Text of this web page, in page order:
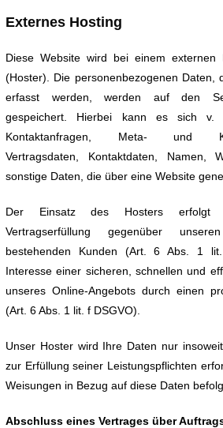
Externes Hosting
Diese Website wird bei einem externen
(Hoster). Die personenbezogenen Daten,
erfasst werden, werden auf den
gespeichert. Hierbei kann es sich v.
Kontaktanfragen, Meta- und
Vertragsdaten, Kontaktdaten, Namen,
sonstige Daten, die über eine Website
Der Einsatz des Hosters erfolgt
Vertragserfüllung gegenüber
bestehenden Kunden (Art. 6 Abs. 1
Interesse einer sicheren, schnellen und
unseres Online-Angebots durch einen
(Art. 6 Abs. 1 lit. f DSGVO).
Unser Hoster wird Ihre Daten nur
zur Erfüllung seiner Leistungspflichten
Weisungen in Bezug auf diese Daten
Abschluss eines Vertrages über